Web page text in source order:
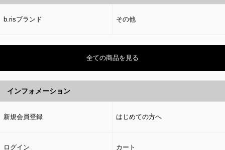
b.risブランド その他
全ての商品を見る
インフォメーション
新規会員登録 はじめての方へ
ログイン カート